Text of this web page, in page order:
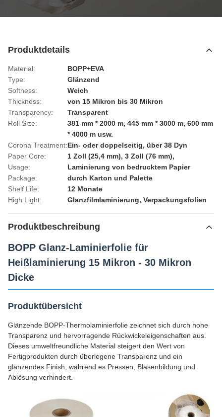
Produktdetails
Material:
BOPP+EVA
Type:
Glänzend
Softness:
Weich
Thickness:
von 15 Mikron bis 30 Mikron
Transparency:
Transparent
Roll Size:
381 mm * 2000 m, 445 mm * 3000 m, 600 mm
* 4000 m usw.
Corona Treatment:Ein- oder doppelseitig, über 38 Dyn
Paper Core:
1 Zoll (25,4 mm), 3 Zoll (76 mm),
Usage:
Laminierung von bedrucktem Papier
Package:
durch Karton und Palette
Shelf Life:
12 Monate
High Light:
Glanzfilmlaminierung, Verpackungsfolien
Produktbeschreibung
BOPP Glanz-Laminierfolie für
Heißlaminierung 15 Mikron - 30 Mikron
Dicke
Produktübersicht
Glänzende BOPP-Thermolaminierfolie zeichnet sich durch hohe
Transparenz und hervorragende Rückwickeleigenschaften aus.
Dieses umweltfreundliche Material steigert den Wert von
Fertigprodukten durch überlegene Transparenz und ein
glänzendes Finish, während es Pressen, Blasenbildung und
Ablösung verhindert.